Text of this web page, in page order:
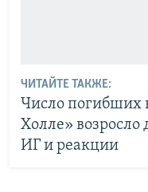
ЧИТАЙТЕ ТАКЖЕ:
Число погибших
Холле» возросло
ИГ и реакции